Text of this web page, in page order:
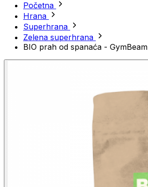
Početna
Hrana
Superhrana
Zelena superhrana
BIO prah od spanaća - GymBeam